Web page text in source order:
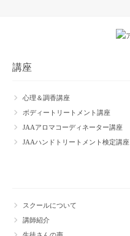
講座
心理＆調香講座
ボディートリートメント講座
JAAアロマコーディネーター講座
JAAハンドトリートメント検定講座
スクールについて
講師紹介